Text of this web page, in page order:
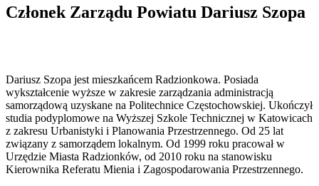
Członek Zarządu Powiatu Dariusz Szopa
Dariusz Szopa jest mieszkańcem Radzionkowa. Posiada
wykształcenie wyższe w zakresie zarządzania administracją
samorządową uzyskane na Politechnice Częstochowskiej. Ukończył
studia podyplomowe na Wyższej Szkole Technicznej w Katowicach
z zakresu Urbanistyki i Planowania Przestrzennego. Od 25 lat
związany z samorządem lokalnym. Od 1999 roku pracował w
Urzędzie Miasta Radzionków, od 2010 roku na stanowisku
Kierownika Referatu Mienia i Zagospodarowania Przestrzennego.